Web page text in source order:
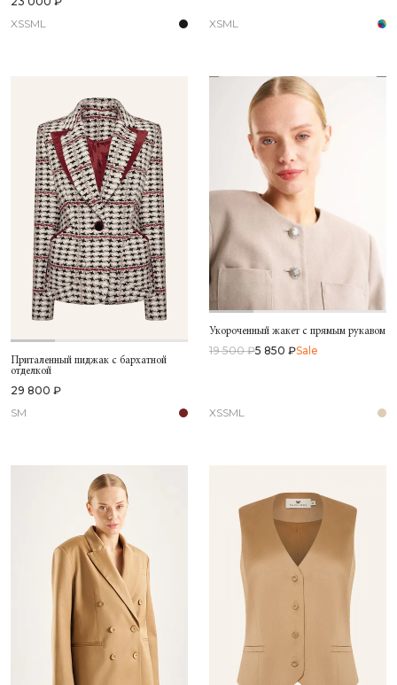
XSSML XSML
Приталенный пиджак с бархатной
отделкой
29 800 ₽
SM
Укороченный жакет с прямым рукавом
19 500 ₽5 850 ₽Sale
XSSML